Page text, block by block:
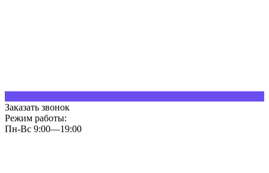
Заказать звонок
Режим работы:
Пн-Вс 9:00—19:00